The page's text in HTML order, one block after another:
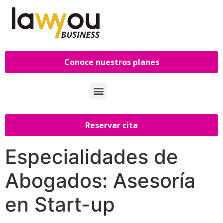
Conoce nuestros planes
Reservar cita
Especialidades de
Abogados: Asesoría
en Start-up